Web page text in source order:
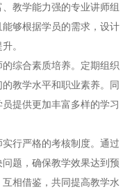
教学能力强的专业讲师组
够根据学员的需求，设计
。
综合素质培养。定期组织
教学水平和职业素养。同
提供更加丰富多样的学习
行严格的考核制度。通过
题，确保教学效果达到预
相借鉴，共同提高教学水